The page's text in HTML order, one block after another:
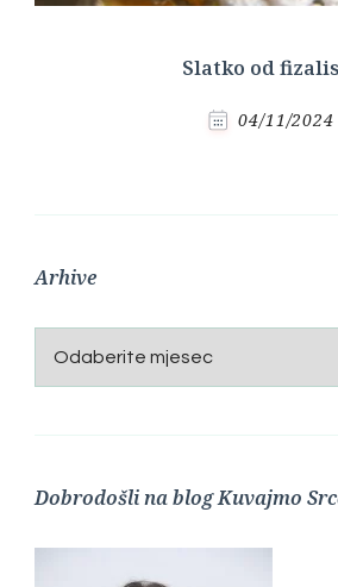
Slatko od
04/11/2024
Arhive
Arhive
Dobrodošli na blog Kuvajmo